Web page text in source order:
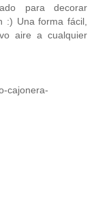
para decorar
:) Una forma fácil,
aire a cualquier
cajonera-